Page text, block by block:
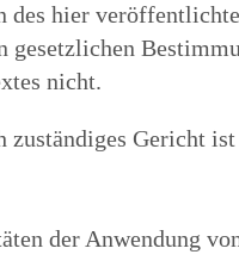
des hier
nicht.
Gericht
der Anwendung